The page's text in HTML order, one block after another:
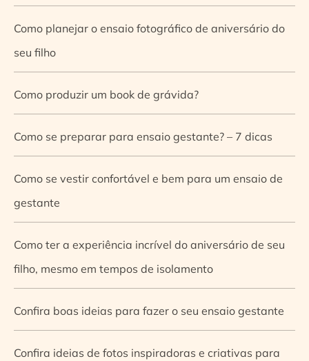
Como planejar o ensaio fotográfico de aniversário do
seu filho
Como produzir um book de grávida?
Como se preparar para ensaio gestante? – 7 dicas
Como se vestir confortável e bem para um ensaio de
gestante
Como ter a experiência incrível do aniversário de seu
filho, mesmo em tempos de isolamento
Confira boas ideias para fazer o seu ensaio gestante
Confira ideias de fotos inspiradoras e criativas para